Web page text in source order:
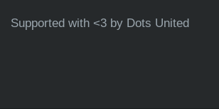
Supported with <3 by Dots United